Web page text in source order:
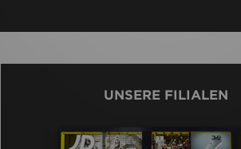
UNSERE FILIALEN